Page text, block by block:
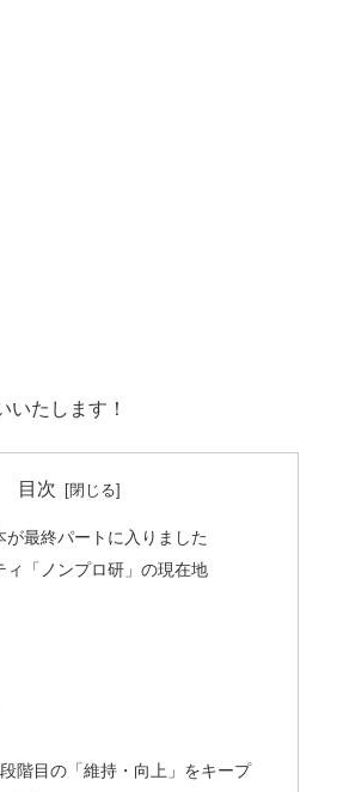
いたします！
目次
が最終パートに入りました
ィ「ノンプロ研」の現在地
階目の「維持・向上」をキープ